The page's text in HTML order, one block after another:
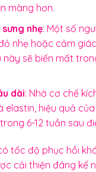
màng hơn.
nhẹ: Một số
nhẹ hoặc cảm
này sẽ biến mất
dài: Nhờ cơ chế
elastin, hiệu quả
6-12 tuần sau
tốc độ phục hồi
cải thiện đáng kể